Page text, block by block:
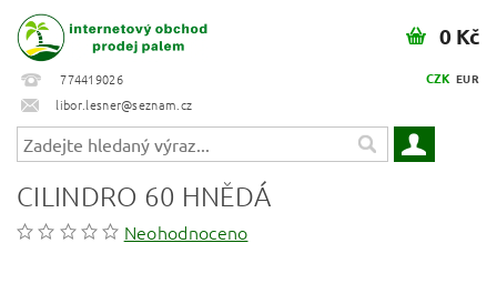
774419026
libor.lesner@seznam.cz
CZK EUR
0 Kč
CILINDRO 60 HNĚDÁ
Neohodnoceno